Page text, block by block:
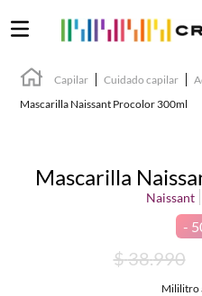
Capilar Cuidado capilar
Mascarilla Naissant Procolor 300ml
Mascarilla
Naissant
$38.990
Mililitro